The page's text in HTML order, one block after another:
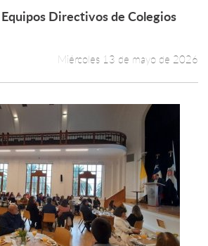
Leer más +
Directivos de Colegios
Miércoles 13 de mayo de 2026